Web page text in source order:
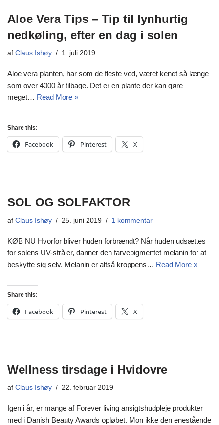
Aloe Vera Tips – Tip til lynhurtig
nedkøling, efter en dag i solen
af Claus Ishøy 1. juli 2019
Aloe vera planten, har som de fleste ved, været kendt så længe
som over 4000 år tilbage. Det er en plante der kan gøre
meget… Read More »
Share this:
Facebook Pinterest X
SOL OG SOLFAKTOR
af Claus Ishøy 25. juni 2019 1 kommentar
KØB NU Hvorfor bliver huden forbrændt? Når huden udsættes
for solens UV-stråler, danner den farvepigmentet melanin for at
beskytte sig selv. Melanin er altså kroppens… Read More »
Share this:
Facebook Pinterest X
Wellness tirsdage i Hvidovre
af Claus Ishøy 22. februar 2019
Igen i år, er mange af Forever living ansigtshudpleje produkter
med i Danish Beauty Awards opløbet. Mon ikke den enestående